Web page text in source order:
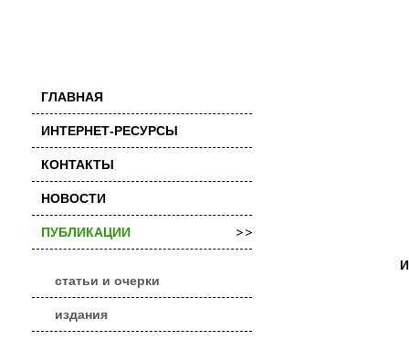
ГЛАВНАЯ
ИНТЕРНЕТ-РЕСУРСЫ
КОНТАКТЫ
НОВОСТИ
ПУБЛИКАЦИИ
статьи и очерки
издания